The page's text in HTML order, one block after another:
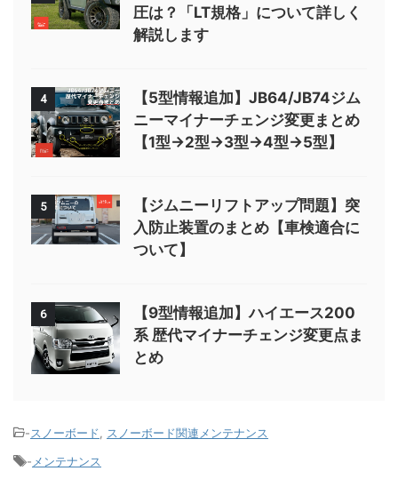
圧は？「LT規格」について詳しく
解説します
4
【5型情報追加】JB64/JB74ジム
ニーマイナーチェンジ変更まとめ
【1型→2型→3型→4型→5型】
5
【ジムニーリフトアップ問題】突
入防止装置のまとめ【車検適合に
ついて】
6
【9型情報追加】ハイエース200
系 歴代マイナーチェンジ変更点ま
とめ
-スノーボード, スノーボード関連メンテナンス
-メンテナンス